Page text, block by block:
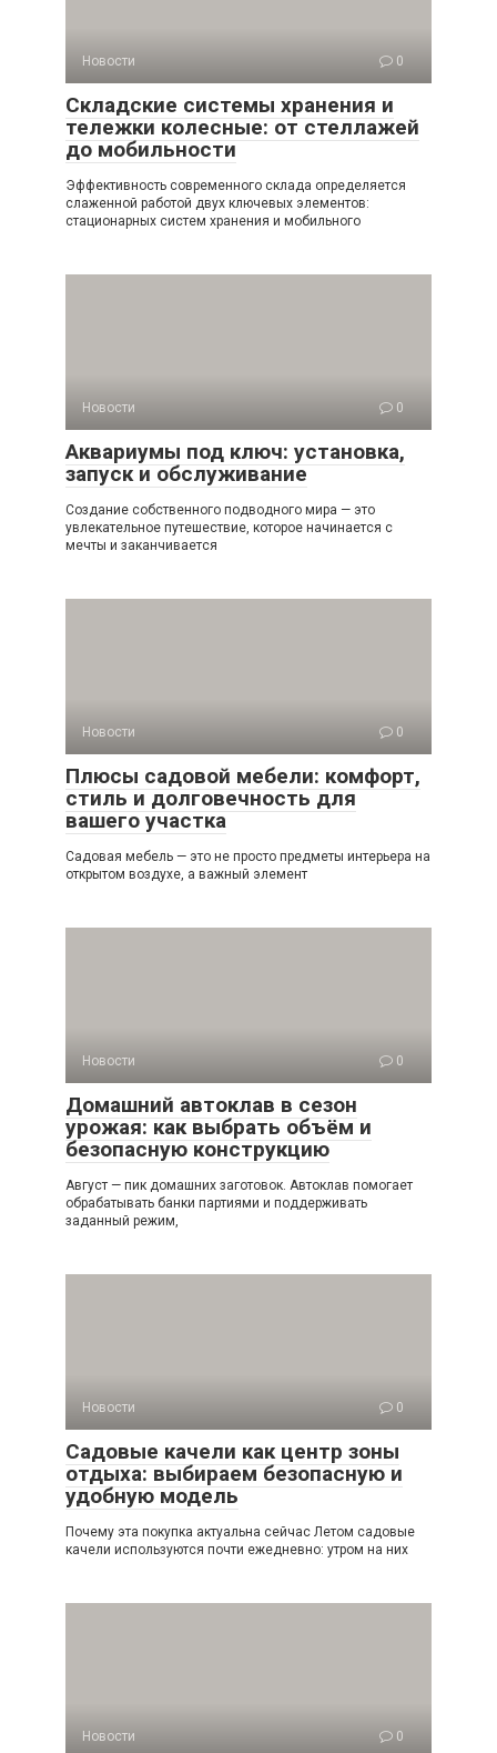
Новости 0
Складские системы хранения и
тележки колесные: от стеллажей
до мобильности
Эффективность современного склада определяется
слаженной работой двух ключевых элементов:
стационарных систем хранения и мобильного
Новости 0
Аквариумы под ключ: установка,
запуск и обслуживание
Создание собственного подводного мира — это
увлекательное путешествие, которое начинается с
мечты и заканчивается
Новости 0
Плюсы садовой мебели: комфорт,
стиль и долговечность для
вашего участка
Садовая мебель — это не просто предметы интерьера на
открытом воздухе, а важный элемент
Новости 0
Домашний автоклав в сезон
урожая: как выбрать объём и
безопасную конструкцию
Август — пик домашних заготовок. Автоклав помогает
обрабатывать банки партиями и поддерживать
заданный режим,
Новости 0
Садовые качели как центр зоны
отдыха: выбираем безопасную и
удобную модель
Почему эта покупка актуальна сейчас Летом садовые
качели используются почти ежедневно: утром на них
Новости 0